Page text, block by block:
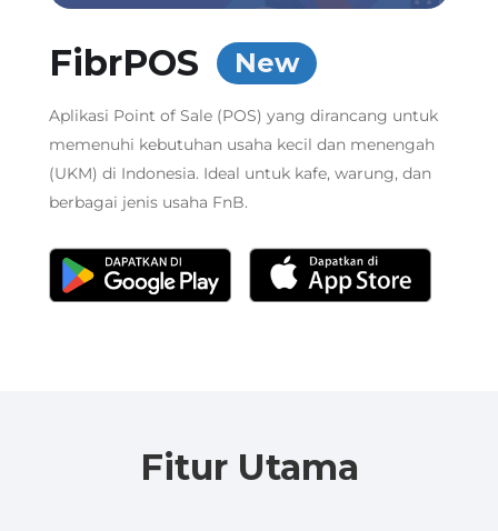
FibrPOS New
Aplikasi Point of Sale (POS) yang dirancang untuk
memenuhi kebutuhan usaha kecil dan menengah
(UKM) di Indonesia. Ideal untuk kafe, warung, dan
berbagai jenis usaha FnB.
Fitur Utama